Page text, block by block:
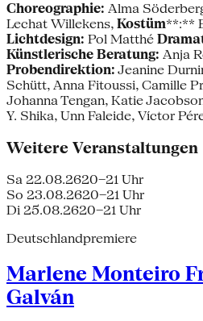
Choreographie: Alma
Lechat Willekens, Kostüm**:**
Lichtdesign: Pol Matthé
Künstlerische Beratung: Anja
Probendirektion: Jeanine
Schütt, Anna Fitoussi, Camille
Johanna Tengan, Katie
Y. Shika, Unn Faleide, Víctor
Weitere Veranstaltungen
Sa 22.08.2620–21 Uhr
So 23.08.2620–21 Uhr
Di 25.08.2620–21 Uhr
Deutschlandpremiere
Marlene Monteiro
Galván